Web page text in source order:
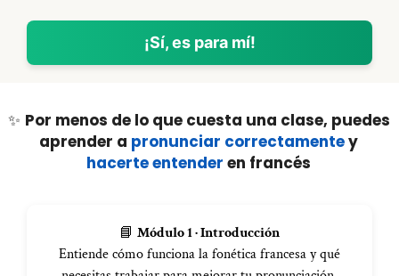
¡Sí, es para mí!
✨ Por menos de lo que cuesta una clase, puedes
aprender a pronunciar correctamentey
hacerte entender en francés
📘 Módulo 1 · Introducción
Entiende cómo funciona la fonética francesa y qué